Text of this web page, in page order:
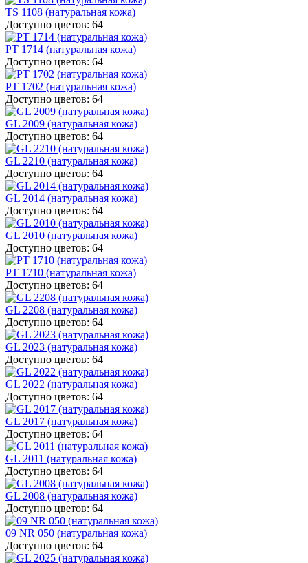
TS 1108 (натуральная кожа)
Доступно цветов: 64
PT 1714 (натуральная кожа)
Доступно цветов: 64
PT 1702 (натуральная кожа)
Доступно цветов: 64
GL 2009 (натуральная кожа)
Доступно цветов: 64
GL 2210 (натуральная кожа)
Доступно цветов: 64
GL 2014 (натуральная кожа)
Доступно цветов: 64
GL 2010 (натуральная кожа)
Доступно цветов: 64
PT 1710 (натуральная кожа)
Доступно цветов: 64
GL 2208 (натуральная кожа)
Доступно цветов: 64
GL 2023 (натуральная кожа)
Доступно цветов: 64
GL 2022 (натуральная кожа)
Доступно цветов: 64
GL 2017 (натуральная кожа)
Доступно цветов: 64
GL 2011 (натуральная кожа)
Доступно цветов: 64
GL 2008 (натуральная кожа)
Доступно цветов: 64
09 NR 050 (натуральная кожа)
Доступно цветов: 64